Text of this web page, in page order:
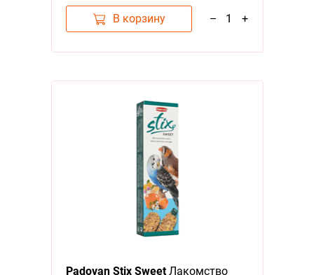
В корзину – 1 +
Padovan Stix SweetЛакомство